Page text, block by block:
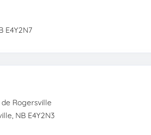
E4Y2N7
Rogersville
NB E4Y2N3